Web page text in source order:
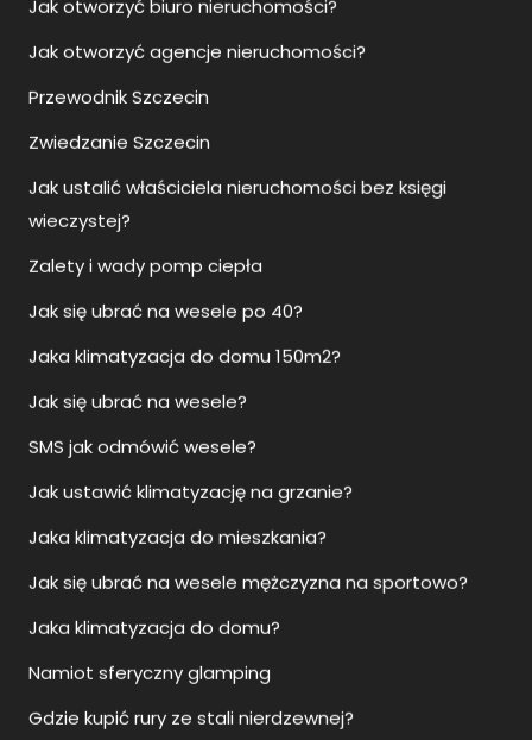
Zwiedzanie Szczecin
Jak ustalić właściciela nieruchomości bez księgi
wieczystej?
Zalety i wady pomp ciepła
Jak się ubrać na wesele po 40?
Jaka klimatyzacja do domu 150m2?
Jak się ubrać na wesele?
SMS jak odmówić wesele?
Jak ustawić klimatyzację na grzanie?
Jaka klimatyzacja do mieszkania?
Jak się ubrać na wesele mężczyzna na sportowo?
Jaka klimatyzacja do domu?
Namiot sferyczny glamping
Gdzie kupić rury ze stali nierdzewnej?
Jak ubrać się na wesele jako gość?
Namiot glampingowy całoroczny
Marketing prawników